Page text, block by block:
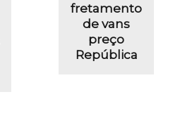
fretamento
de vans
preço
República